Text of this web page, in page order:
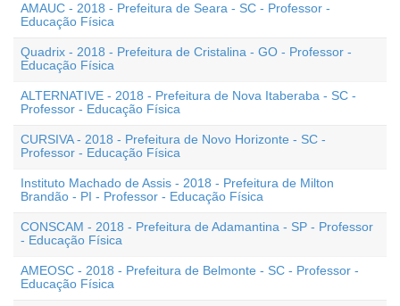
AMAUC - 2018 - Prefeitura de Seara - SC - Professor -
Educação Física
Quadrix - 2018 - Prefeitura de Cristalina - GO - Professor -
Educação Física
ALTERNATIVE - 2018 - Prefeitura de Nova Itaberaba - SC -
Professor - Educação Física
CURSIVA - 2018 - Prefeitura de Novo Horizonte - SC -
Professor - Educação Física
Instituto Machado de Assis - 2018 - Prefeitura de Milton
Brandão - PI - Professor - Educação Física
CONSCAM - 2018 - Prefeitura de Adamantina - SP - Professor
- Educação Física
AMEOSC - 2018 - Prefeitura de Belmonte - SC - Professor -
Educação Física